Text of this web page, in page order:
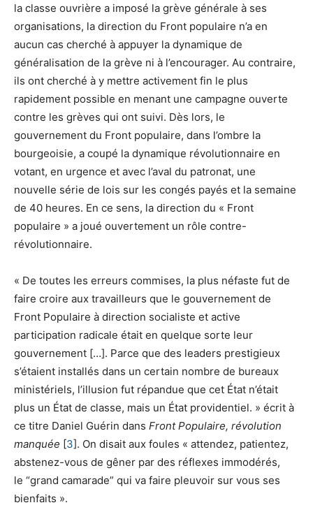
la classe ouvrière a imposé la grève générale à ses
organisations, la direction du Front populaire n’a en
aucun cas cherché à appuyer la dynamique de
généralisation de la grève ni à l’encourager. Au contraire,
ils ont cherché à y mettre activement fin le plus
rapidement possible en menant une campagne ouverte
contre les grèves qui ont suivi. Dès lors, le
gouvernement du Front populaire, dans l’ombre la
bourgeoisie, a coupé la dynamique révolutionnaire en
votant, en urgence et avec l’aval du patronat, une
nouvelle série de lois sur les congés payés et la semaine
de 40 heures. En ce sens, la direction du « Front
populaire » a joué ouvertement un rôle contre-
révolutionnaire.
« De toutes les erreurs commises, la plus néfaste fut de
faire croire aux travailleurs que le gouvernement de
Front Populaire à direction socialiste et active
participation radicale était en quelque sorte leur
gouvernement […]. Parce que des leaders prestigieux
s’étaient installés dans un certain nombre de bureaux
ministériels, l’illusion fut répandue que cet État n’était
plus un État de classe, mais un État providentiel. » écrit à
ce titre Daniel Guérin dans Front Populaire, révolution
manquée [3]. On disait aux foules « attendez, patientez,
abstenez-vous de gêner par des réflexes immodérés,
le “grand camarade” qui va faire pleuvoir sur vous ses
bienfaits ».